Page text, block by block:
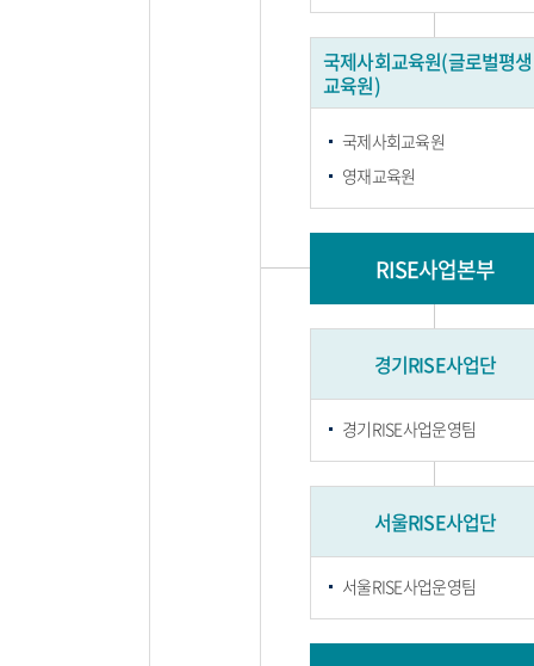
국제사회교육원(글로벌평생
교육원)
국제사회교육원
영재교육원
RISE사업본부
경기RISE사업단
경기RISE사업운영팀
서울RISE사업단
서울RISE사업운영팀